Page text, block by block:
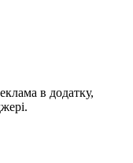
в додатку,